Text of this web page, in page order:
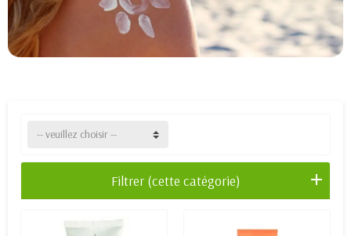
-- veuillez choisir --
Filtrer (cette catégorie)